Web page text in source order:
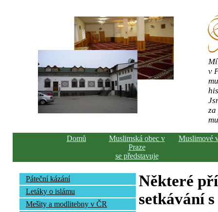
v
Domů
Muslimská obec v
Praze
se představuje
Muslimové
Páteční kázání
Letáky o islámu
Mešity a modlitebny v ČR
Některé
setkávání